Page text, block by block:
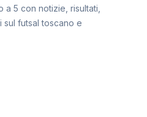
a 5 con notizie, risultati,
futsal toscano e